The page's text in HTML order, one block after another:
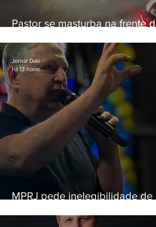
Pastor se masturba na frente de
MPRJ pede inelegibilidade de
Jornal Daki
há 13 horas